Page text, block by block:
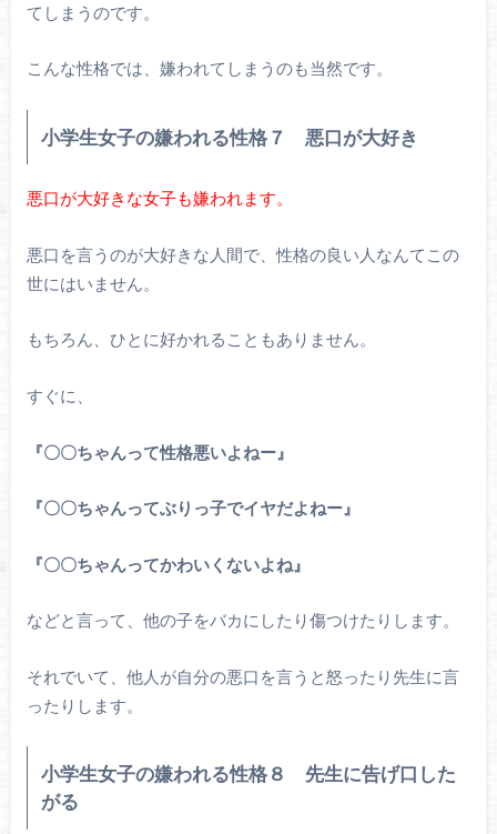
てしまうのです。
こんな性格では、嫌われてしまうのも当然です。
小学生女子の嫌われる性格７ 悪口が大好き
悪口が大好きな女子も嫌われます。
悪口を言うのが大好きな人間で、性格の良い人なんてこの
世にはいません。
もちろん、ひとに好かれることもありません。
すぐに、
『〇〇ちゃんって性格悪いよねー』
『〇〇ちゃんってぶりっ子でイヤだよねー』
『〇〇ちゃんってかわいくないよね』
などと言って、他の子をバカにしたり傷つけたりします。
それでいて、他人が自分の悪口を言うと怒ったり先生に言
ったりします。
小学生女子の嫌われる性格８ 先生に告げ口した
がる